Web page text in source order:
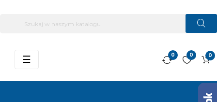
0
0
0
Przełącz
☰